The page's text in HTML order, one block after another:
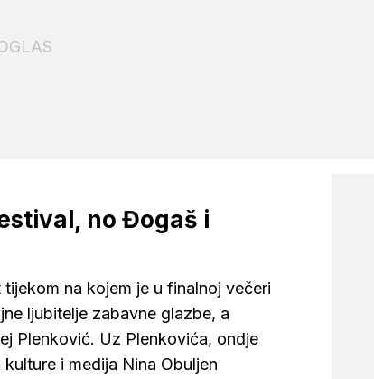
no Đogaš i
na kojem je u finalnoj večeri
ljubitelje zabavne glazbe, a
Plenković. Uz Plenkovića, ondje
i medija Nina Obuljen